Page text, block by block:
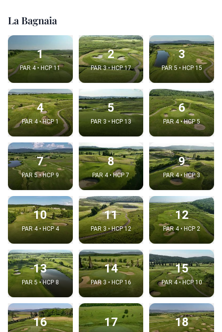
La Bagnaia
1
PAR 4 • HCP 11
2
PAR 3 • HCP 17
3
PAR 5 • HCP 15
4
PAR 4 • HCP 1
5
PAR 3 • HCP 13
6
PAR 4 • HCP 5
7
PAR 5 • HCP 9
8
PAR 4 • HCP 7
9
PAR 4 • HCP 3
10
PAR 4 • HCP 4
11
PAR 3 • HCP 12
12
PAR 4 • HCP 2
13
PAR 5 • HCP 8
14
PAR 3 • HCP 16
15
PAR 4 • HCP 10
16 17 18